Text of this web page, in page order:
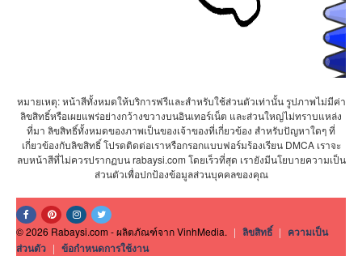
หมายเหตุ: หน้าสีทั้งหมดให้บริการฟรีและสำหรับใช้ส่วนตัวเท่านั้น รูปภาพไม่มีค่า
ลิขสิทธิ์หรือเผยแพร่อย่างกว้างขวางบนอินเทอร์เน็ต และส่วนใหญ่ไม่ทราบแหล่ง
ที่มา ลิขสิทธิ์ทั้งหมดของภาพเป็นของเจ้าของที่เกี่ยวข้อง สำหรับปัญหาใดๆ ที่
เกี่ยวข้องกับลิขสิทธิ์ โปรดติดต่อเราหรือกรอกแบบฟอร์มร้องเรียน DMCA เราจะ
ลบหน้าสีที่ไม่ควรปรากฏบน rabaysi.com โดยเร็วที่สุด เรายังมีนโยบายความเป็น
ส่วนตัวเพื่อปกป้องข้อมูลส่วนบุคคลของคุณ
© 2026 Rabaysi.com - ผลิตภัณฑ์จาก VinhMedia. | ลิขสิทธิ์ | ความเป็น
ส่วนตัว | ข้อกำหนดการใช้งาน